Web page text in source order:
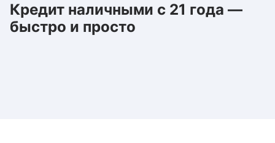
Кредит наличными с 21 года —
быстро и просто